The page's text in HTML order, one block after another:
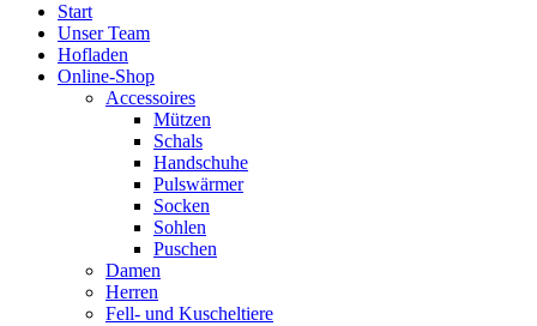
Start
Unser Team
Hofladen
Online-Shop
Accessoires
Mützen
Schals
Handschuhe
Pulswärmer
Socken
Sohlen
Puschen
Damen
Herren
Fell- und Kuscheltiere